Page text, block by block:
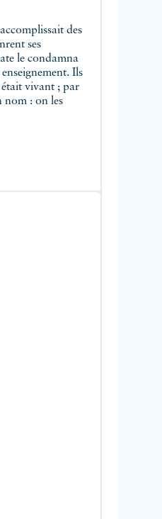
ses
le condamna
Ils
vivant ; par
nom : on les